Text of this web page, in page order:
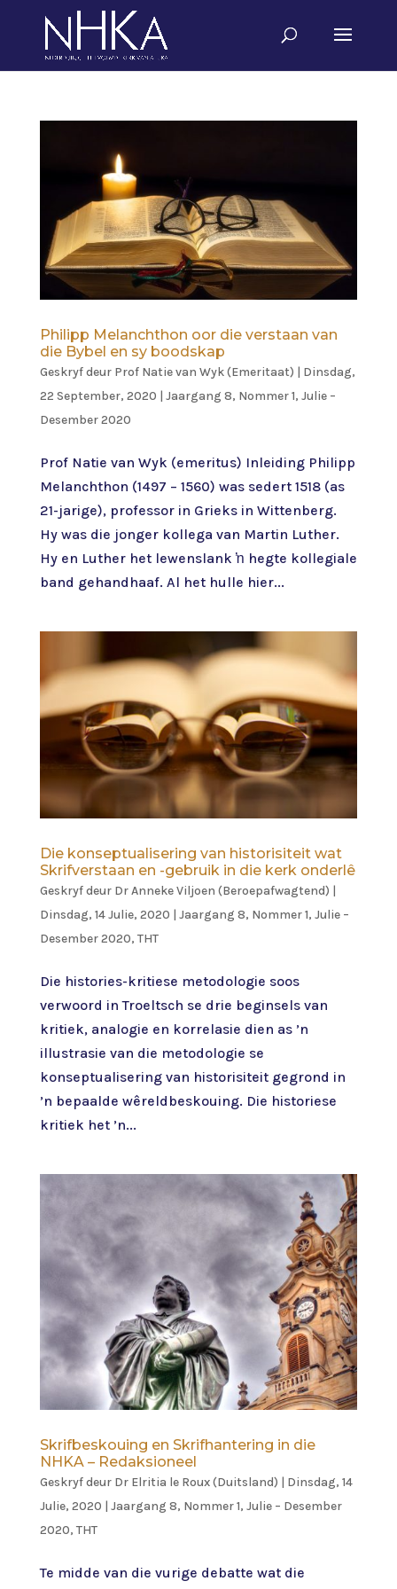
Philipp Melanchthon oor die verstaan van
die Bybel en sy boodskap
Geskryf deur Prof Natie van Wyk (Emeritaat) | Dinsdag,
22 September, 2020 | Jaargang 8, Nommer 1, Julie –
Desember 2020
Prof Natie van Wyk (emeritus) Inleiding Philipp
Melanchthon (1497 – 1560) was sedert 1518 (as
21-jarige), professor in Grieks in Wittenberg.
Hy was die jonger kollega van Martin Luther.
Hy en Luther het lewenslank ŉ hegte kollegiale
band gehandhaaf. Al het hulle hier...
Die konseptualisering van historisiteit wat
Skrifverstaan en -gebruik in die kerk onderlê
Geskryf deur Dr Anneke Viljoen (Beroepafwagtend) |
Dinsdag, 14 Julie, 2020 | Jaargang 8, Nommer 1, Julie –
Desember 2020, THT
Die histories-kritiese metodologie soos
verwoord in Troeltsch se drie beginsels van
kritiek, analogie en korrelasie dien as ’n
illustrasie van die metodologie se
konseptualisering van historisiteit gegrond in
’n bepaalde wêreldbeskouing. Die historiese
kritiek het ’n...
Skrifbeskouing en Skrifhantering in die
NHKA – Redaksioneel
Geskryf deur Dr Elritia le Roux (Duitsland) | Dinsdag, 14
Julie, 2020 | Jaargang 8, Nommer 1, Julie – Desember
2020, THT
Te midde van die vurige debatte wat die